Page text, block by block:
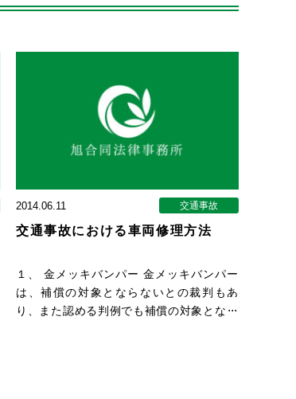
2014.06.11 交通事故
交通事故における車両修理方法
１、 金メッキバンパー 金メッキバンパー
は、補償の対象とならないとの裁判もあ
り、また認める判例でも補償の対象となっ